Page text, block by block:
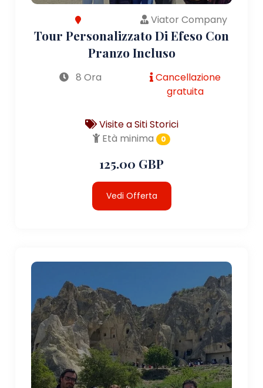
Viator Company
Tour Personalizzato Di Efeso Con
Pranzo Incluso
8 Ora
Cancellazione
gratuita
Visite a Siti Storici
Età minima
0
125.00 GBP
Vedi Offerta